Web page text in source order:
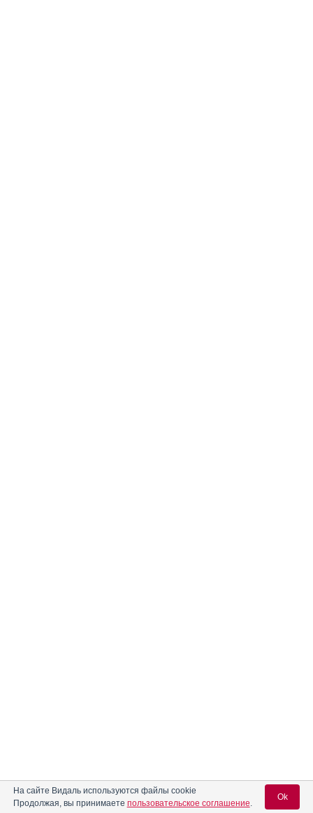
На сайте Видаль используются файлы cookie
Продолжая, вы принимаете пользовательское соглашение.
Ok